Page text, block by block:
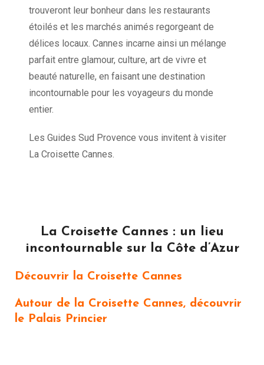
trouveront leur bonheur dans les restaurants
étoilés et les marchés animés regorgeant de
délices locaux. Cannes incarne ainsi un mélange
parfait entre glamour, culture, art de vivre et
beauté naturelle, en faisant une destination
incontournable pour les voyageurs du monde
entier.
Les Guides Sud Provence vous invitent à visiter
La Croisette Cannes.
La Croisette Cannes : un lieu
incontournable sur la Côte d’Azur
Découvrir la Croisette Cannes
Autour de la Croisette Cannes, découvrir
le Palais Princier